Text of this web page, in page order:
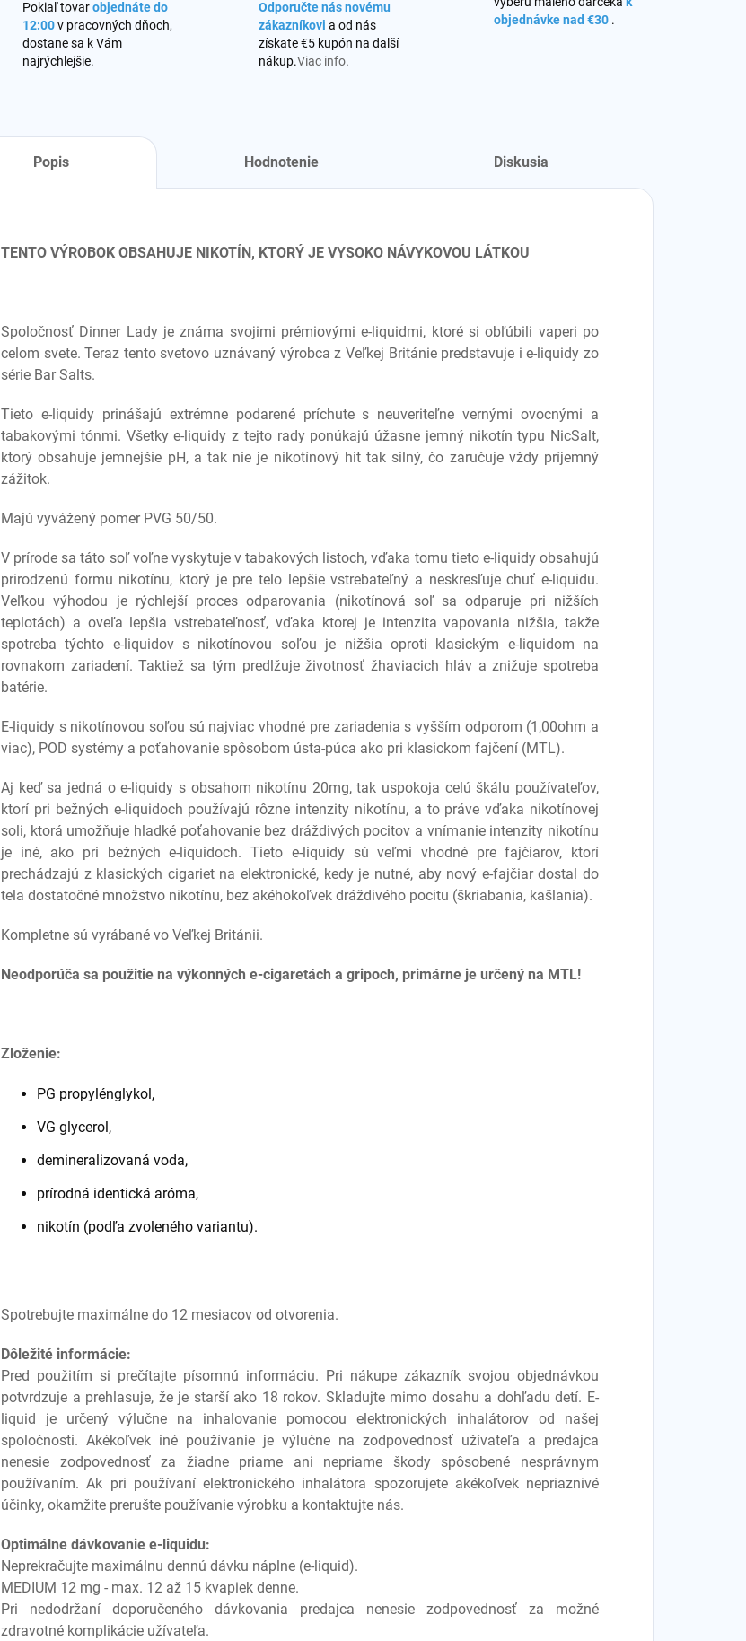
Pokiaľ tovarobjednáte do
12:00v pracovných dňoch,
dostane sa k Vám
najrýchlejšie.
Odporučte nás novému
zákazníkovi a od nás
získate €5 kupón na další
nákup.Viac info.
objednávke nad €30 .
Popis Hodnotenie Diskusia
TENTO VÝROBOK OBSAHUJE NIKOTÍN, KTORÝ JE VYSOKO NÁVYKOVOU LÁTKOU
Spoločnosť Dinner Lady je známa svojimi prémiovými e-liquidmi, ktoré si obľúbili vaperi po
celom svete. Teraz tento svetovo uznávaný výrobca z Veľkej Británie predstavuje i e-liquidy zo
série Bar Salts.
Tieto e-liquidy prinášajú extrémne podarené príchute s neuveriteľne vernými ovocnými a
tabakovými tónmi. Všetky e-liquidy z tejto rady ponúkajú úžasne jemný nikotín typu NicSalt,
ktorý obsahuje jemnejšie pH, a tak nie je nikotínový hit tak silný, čo zaručuje vždy príjemný
zážitok.
Majú vyvážený pomer PVG 50/50.
V prírode sa táto soľ voľne vyskytuje v tabakových listoch, vďaka tomu tieto e-liquidy obsahujú
prirodzenú formu nikotínu, ktorý je pre telo lepšie vstrebateľný a neskresľuje chuť e-liquidu.
Veľkou výhodou je rýchlejší proces odparovania (nikotínová soľ sa odparuje pri nižších
teplotách) a oveľa lepšia vstrebateľnosť, vďaka ktorej je intenzita vapovania nižšia, takže
spotreba týchto e-liquidov s nikotínovou soľou je nižšia oproti klasickým e-liquidom na
rovnakom zariadení. Taktiež sa tým predlžuje životnosť žhaviacich hláv a znižuje spotreba
batérie.
E-liquidy s nikotínovou soľou sú najviac vhodné pre zariadenia s vyšším odporom (1,00ohm a
viac), POD systémy a poťahovanie spôsobom ústa-púca ako pri klasickom fajčení (MTL).
Aj keď sa jedná o e-liquidy s obsahom nikotínu 20mg, tak uspokoja celú škálu používateľov,
ktorí pri bežných e-liquidoch používajú rôzne intenzity nikotínu, a to práve vďaka nikotínovej
soli, ktorá umožňuje hladké poťahovanie bez dráždivých pocitov a vnímanie intenzity nikotínu
je iné, ako pri bežných e-liquidoch. Tieto e-liquidy sú veľmi vhodné pre fajčiarov, ktorí
prechádzajú z klasických cigariet na elektronické, kedy je nutné, aby nový e-fajčiar dostal do
tela dostatočné množstvo nikotínu, bez akéhokoľvek dráždivého pocitu (škriabania, kašlania).
Kompletne sú vyrábané vo Veľkej Británii.
Neodporúča sa použitie na výkonných e-cigaretách a gripoch, primárne je určený na MTL!
Zloženie:
PG propylénglykol,
VG glycerol,
demineralizovaná voda,
prírodná identická aróma,
nikotín (podľa zvoleného variantu).
Spotrebujte maximálne do 12 mesiacov od otvorenia.
Dôležité informácie:
Pred použitím si prečítajte písomnú informáciu. Pri nákupe zákazník svojou objednávkou
potvrdzuje a prehlasuje, že je starší ako 18 rokov. Skladujte mimo dosahu a dohľadu detí. E-
liquid je určený výlučne na inhalovanie pomocou elektronických inhalátorov od našej
spoločnosti. Akékoľvek iné používanie je výlučne na zodpovednosť užívateľa a predajca
nenesie zodpovednosť za žiadne priame ani nepriame škody spôsobené nesprávnym
používaním. Ak pri používaní elektronického inhalátora spozorujete akékoľvek nepriaznivé
účinky, okamžite prerušte používanie výrobku a kontaktujte nás.
Optimálne dávkovanie e-liquidu:
Neprekračujte maximálnu dennú dávku náplne (e-liquid).
MEDIUM 12 mg - max. 12 až 15 kvapiek denne.
Pri nedodržaní doporučeného dávkovania predajca nenesie zodpovednosť za možné
zdravotné komplikácie užívateľa.